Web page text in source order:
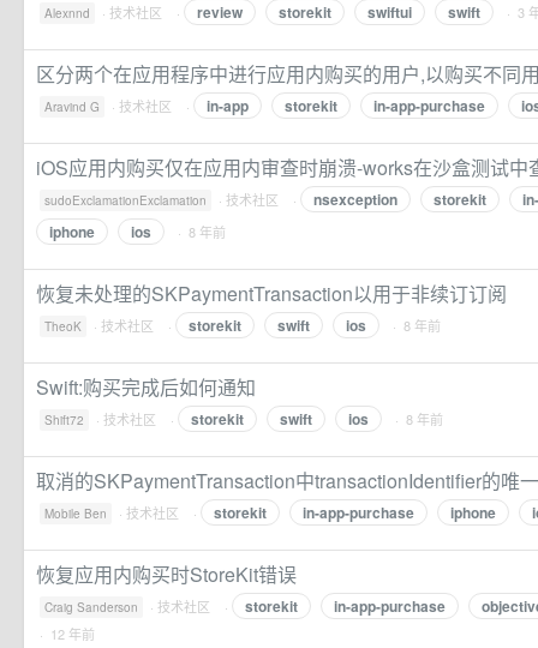
Alexnnd · 技术社区 · review storekit swiftui swift · 3
区分两个在应用程序中进行应用内购买的用户,以购买不同
Aravind G · 技术社区 · in-app storekit in-app-purchase
iOS应用内购买仅在应用内审查时崩溃-works在沙盒测试中
sudoExclamationExclamation · 技术社区 · nsexception storekit
iphone
ios · 8 年前
恢复未处理的SKPaymentTransaction以用于非续订订阅
TheoK · 技术社区 · storekit swift ios · 8 年前
Swift:购买完成后如何通知
Shift72 · 技术社区 · storekit swift ios · 8 年前
取消的SKPaymentTransaction中transactionIdentifier的唯
Mobile Ben · 技术社区 · storekit in-app-purchase iphone
恢复应用内购买时StoreKit错误
Craig Sanderson · 技术社区 · storekit in-app-purchase
· 12 年前